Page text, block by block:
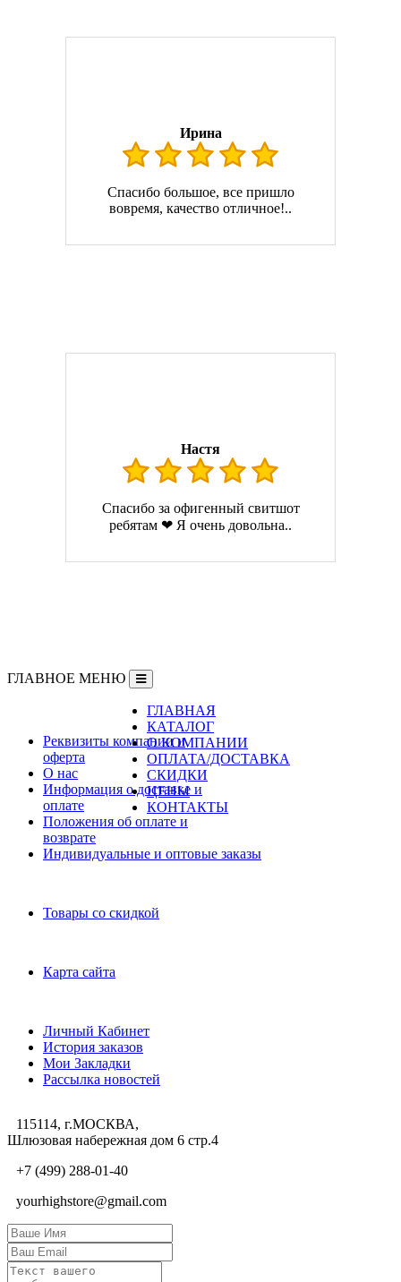
Ирина
Спасибо большое, все пришло
вовремя, качество отличное!..
Настя
Спасибо за офигенный свитшот
ребятам ❤ Я очень довольна..
ГЛАВНОЕ МЕНЮ
ГЛАВНАЯ
КАТАЛОГ
О КОМПАНИИ
ОПЛАТА/ДОСТАВКА
СКИДКИ
ЦЕНЫ
КОНТАКТЫ
Реквизиты компании и
оферта
О нас
Информация о доставке и
оплате
Положения об оплате и
возврате
Индивидуальные и оптовые заказы
Товары со скидкой
Карта сайта
Личный Кабинет
История заказов
Мои Закладки
Рассылка новостей
115114, г.МОСКВА,
Шлюзовая набережная дом 6 стр.4
+7 (499) 288-01-40
yourhighstore@gmail.com